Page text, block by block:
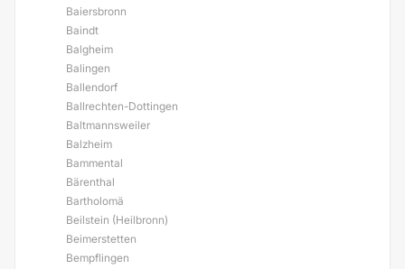
Baiersbronn
Baindt
Balgheim
Balingen
Ballendorf
Ballrechten-Dottingen
Baltmannsweiler
Balzheim
Bammental
Bärenthal
Bartholomä
Beilstein (Heilbronn)
Beimerstetten
Bempflingen